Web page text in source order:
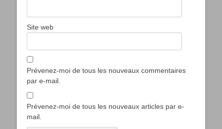
Site web
Prévenez-moi de tous les nouveaux commentaires
par e-mail.
Prévenez-moi de tous les nouveaux articles par e-
mail.